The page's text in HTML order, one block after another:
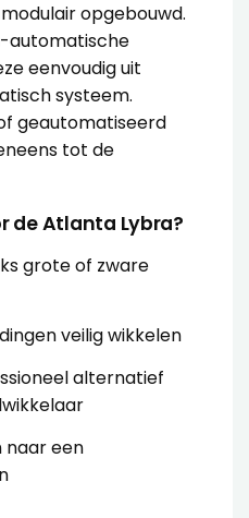
opgebouwd.
automatische
eenvoudig uit
systeem.
geautomatiseerd
tot de
de Atlanta Lybra?
grote of zware
veilig wikkelen
alternatief
naar een